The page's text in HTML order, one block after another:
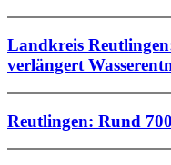
Landkreis
verlängert
Reutlingen: Rund